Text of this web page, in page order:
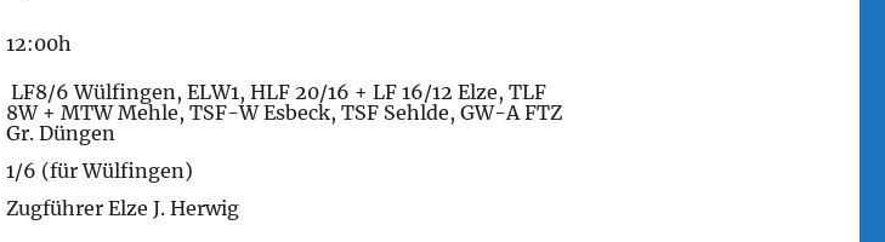
12:00h
LF8/6 Wülfingen, ELW1, HLF 20/16 + LF 16/12 Elze, TLF
8W + MTW Mehle, TSF-W Esbeck, TSF Sehlde, GW-A FTZ
Gr. Düngen
1/6 (für Wülfingen)
Zugführer Elze J. Herwig